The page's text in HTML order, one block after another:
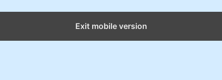
J
t
Exit mobile version